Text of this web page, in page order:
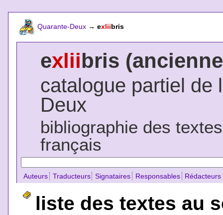
Quarante-Deux → exliibris
exliibris
catalogue partiel de
Deux
bibliographie des
français
Auteurs Traducteurs Signataires Responsables Rédacteurs
liste des textes au